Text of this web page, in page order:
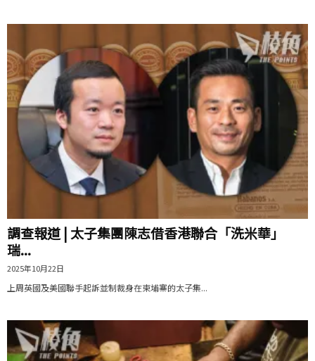
調查報道 | 太子集團陳志借香港聯合「洗米華」
瑞...
2025年10月22日
上周英國及美國聯手起訴並制裁身在柬埔寨的太子集...